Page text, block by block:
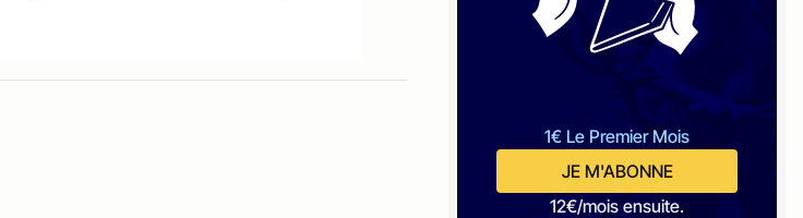
1€ Le Premier Mois
JE M'ABONNE
12€/mois ensuite.